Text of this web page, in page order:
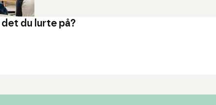
det du lurte på?